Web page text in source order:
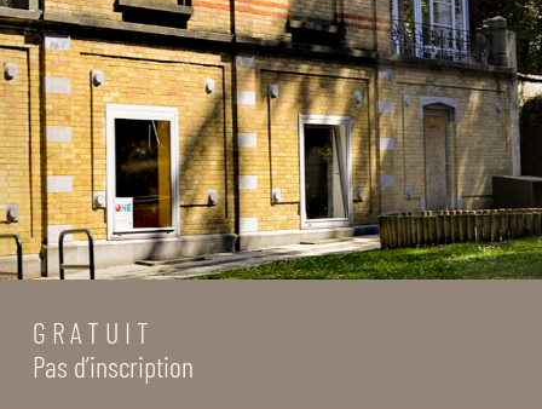
G R A T U I T
Pas d’inscription